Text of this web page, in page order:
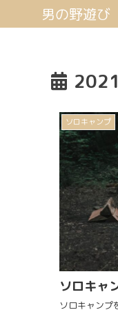
男の野遊び
ソロキャンプ
ソロキャ
ソロキャンプ